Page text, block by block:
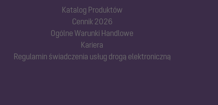
Katalog Produktów
Cennik 2026
Ogólne Warunki Handlowe
Kariera
Regulamin świadczenia usług drogą elektroniczną